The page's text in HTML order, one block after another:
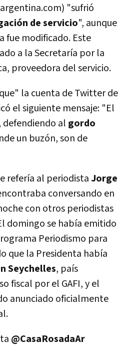
"sufrió
de servicio", aunque
fue modificado. Este
a la Secretaría por la
proveedora del servicio.
la cuenta de Twitter de
el siguiente mensaje: "El
defendiendo al gordo
un buzón, son de
refería al periodistaJorge
conversando en
con otros periodistas
domingo se había emitido
Periodismo para
que la Presidenta había
Seychelles, país
fiscal por el GAFI, y el
anunciado oficialmente
@CasaRosadaAr